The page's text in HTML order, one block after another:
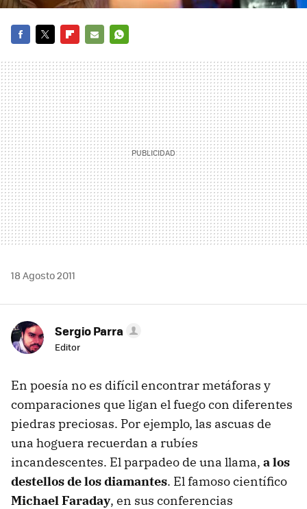
MAIL
18 Agosto 2011
Sergio Parra
Editor
En poesía no es difícil encontrar metáforas y
comparaciones que ligan el fuego con diferentes
piedras preciosas. Por ejemplo, las ascuas de
una hoguera recuerdan a rubíes
incandescentes. El parpadeo de una llama, a los
destellos de los diamantes. El famoso científico
Michael Faraday, en sus conferencias